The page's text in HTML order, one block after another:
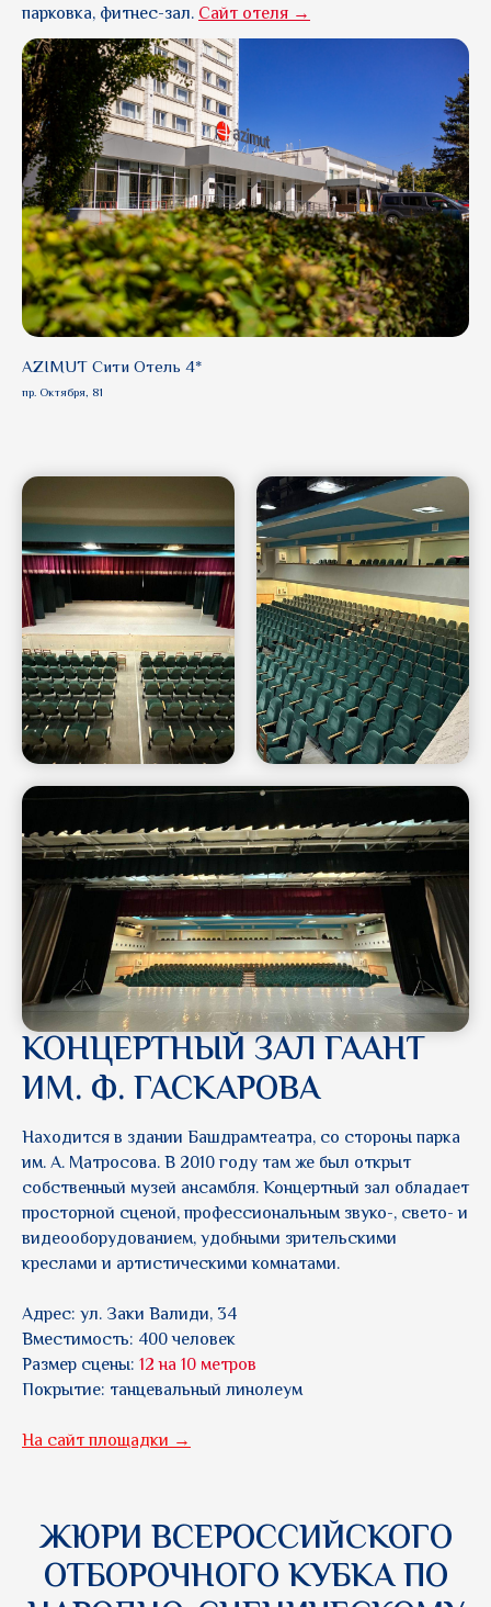
парковка, фитнес-зал.Сайт отеля →
AZIMUT Сити Отель 4*
пр. Октября, 81
КОНЦЕРТНЫЙ ЗАЛ ГААНТ
ИМ. Ф. ГАСКАРОВА
Находится в здании Башдрамтеатра, со стороны парка
им. А. Матросова. В 2010 году там же был открыт
собственный музей ансамбля. Концертный зал обладает
просторной сценой, профессиональным звуко-, свето- и
видеооборудованием, удобными зрительскими
креслами и артистическими комнатами.
Адрес: ул. Заки Валиди, 34
Вместимость: 400 человек
Размер сцены: 12 на 10 метров
Покрытие: танцевальный линолеум
На сайт площадки →
ЖЮРИ ВСЕРОССИЙСКОГО
ОТБОРОЧНОГО КУБКА ПО